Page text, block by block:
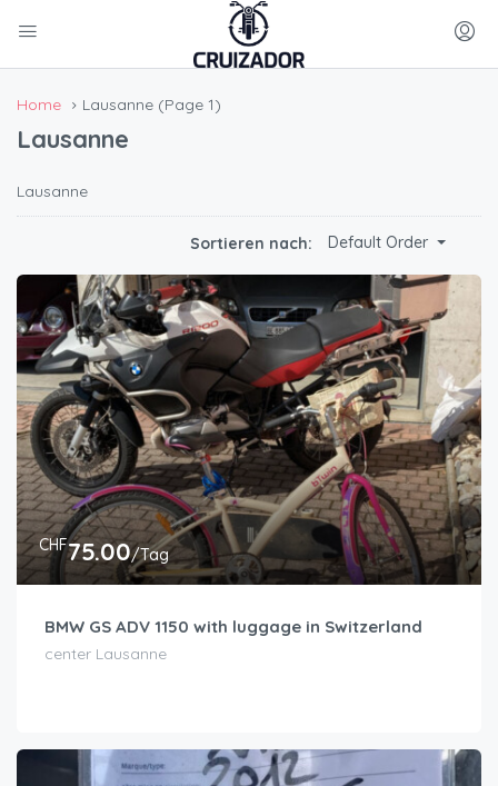
Home Lausanne (Page 1)
Lausanne
Lausanne
Sortieren nach: Default Order
CHF75.00/Tag
BMW GS ADV 1150 with luggage in Switzerland
center Lausanne